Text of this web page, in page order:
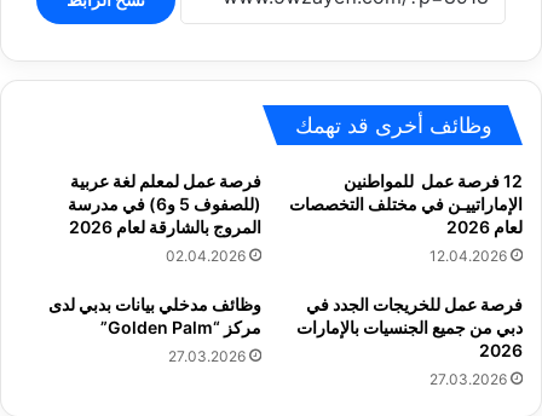
وظائف أخرى قد تهمك
12 فرصة عمل للمواطنين
الإماراتييـن في مختلف التخصصات
لعام 2026
12.04.2026
فرصة عمل لمعلم لغة عربية
(للصفوف 5 و6) في مدرسة
المروج بالشارقة لعام 2026
02.04.2026
فرصة عمل للخريجات الجدد في
دبي من جميع الجنسيات بالإمارات
2026
27.03.2026
وظائف مدخلي بيانات بدبي لدى
مركز “Golden Palm”
27.03.2026